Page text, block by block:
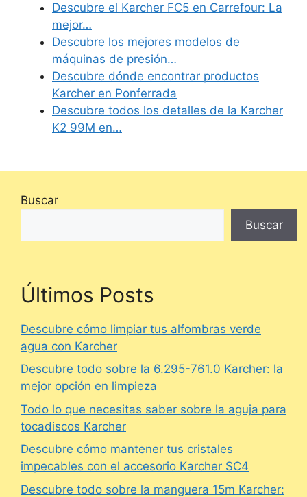
Descubre el Karcher FC5 en Carrefour: La
mejor…
Descubre los mejores modelos de
máquinas de presión…
Descubre dónde encontrar productos
Karcher en Ponferrada
Descubre todos los detalles de la Karcher
K2 99M en…
Buscar
Buscar
Últimos Posts
Descubre cómo limpiar tus alfombras verde
agua con Karcher
Descubre todo sobre la 6.295-761.0 Karcher: la
mejor opción en limpieza
Todo lo que necesitas saber sobre la aguja para
tocadiscos Karcher
Descubre cómo mantener tus cristales
impecables con el accesorio Karcher SC4
Descubre todo sobre la manguera 15m Karcher: